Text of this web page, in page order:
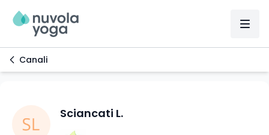
Canali
Sciancati L.